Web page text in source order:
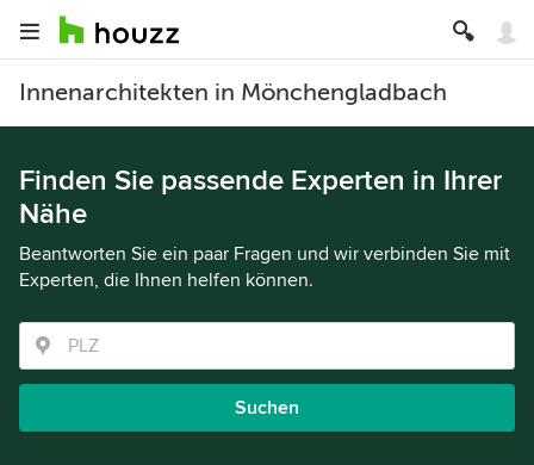
Innenarchitekten in Mönchengladbach
Finden Sie passende Experten in Ihrer
Nähe
Beantworten Sie ein paar Fragen und wir verbinden Sie mit
Experten, die Ihnen helfen können.
Suchen